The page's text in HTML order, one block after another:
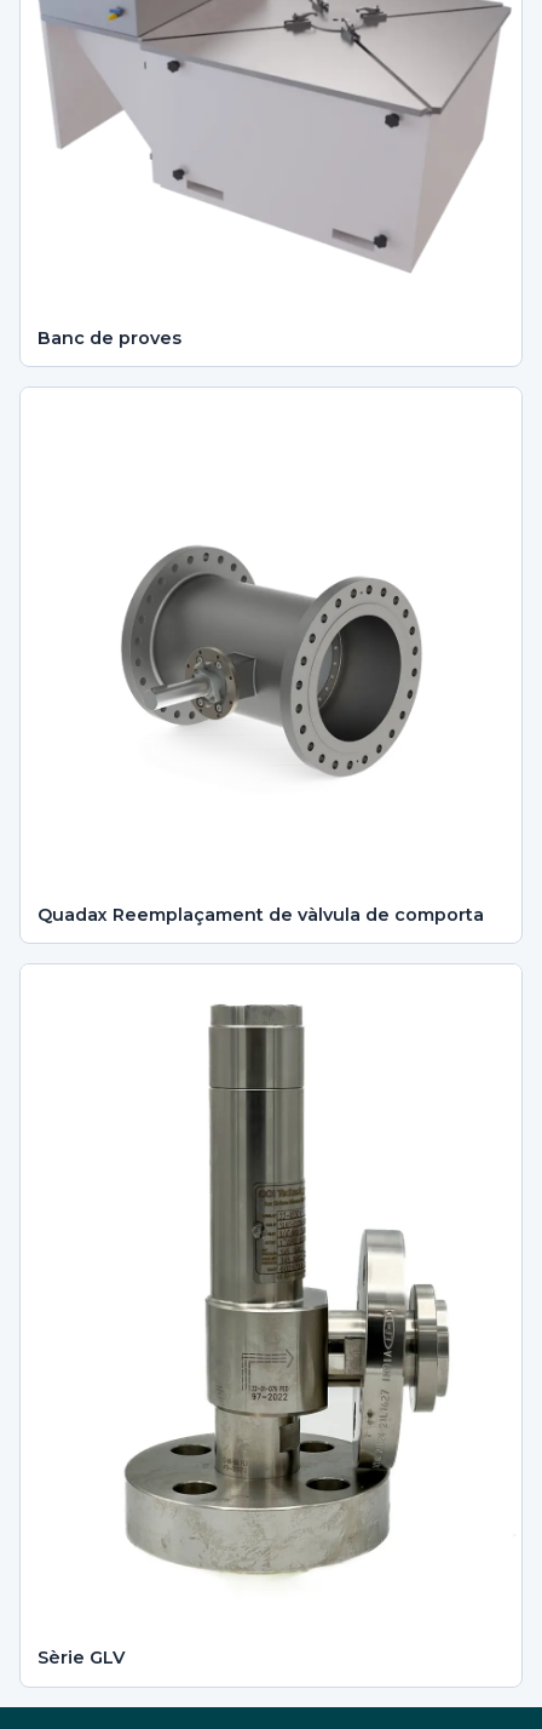
Banc de proves
Quadax Reemplaçament de vàlvula de comporta
Sèrie GLV